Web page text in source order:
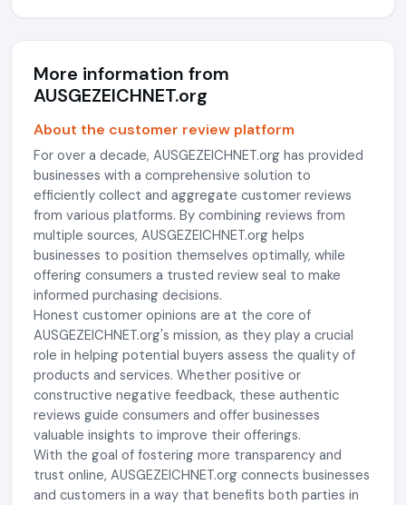
More information from
AUSGEZEICHNET.org
About the customer review platform
For over a decade, AUSGEZEICHNET.org has provided
businesses with a comprehensive solution to
efficiently collect and aggregate customer reviews
from various platforms. By combining reviews from
multiple sources, AUSGEZEICHNET.org helps
businesses to position themselves optimally, while
offering consumers a trusted review seal to make
informed purchasing decisions.
Honest customer opinions are at the core of
AUSGEZEICHNET.org's mission, as they play a crucial
role in helping potential buyers assess the quality of
products and services. Whether positive or
constructive negative feedback, these authentic
reviews guide consumers and offer businesses
valuable insights to improve their offerings.
With the goal of fostering more transparency and
trust online, AUSGEZEICHNET.org connects businesses
and customers in a way that benefits both parties in